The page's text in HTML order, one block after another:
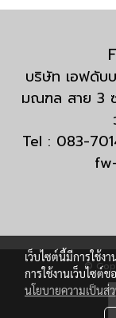
บริษัท เอฟดับ
มณฑล สาย 3
Tel : 083-
©
เว็บไซต์นี้มีการใช้ง
การใช้งานเว็บไซต์
นโยบายความเป็นส่